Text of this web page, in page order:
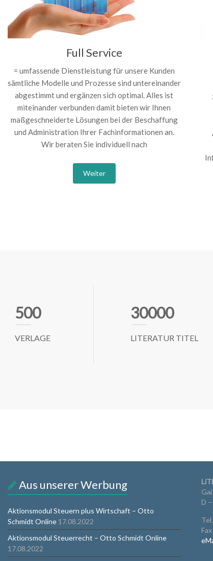
Full Service
= umfassende Dienstleistung für unsere Kunden
sämtliche Modelle und Prozesse sind untereinander
abgestimmt und ergänzen sich optimal. Alles ist
miteinander verbunden damit bieten wir Ihnen
maßgeschneiderte Lösungen bei der Beschaffung
und Administration Ihrer Fachinformationen an.
Wir beraten Sie individuell nach
Weiter
500
VERLAGE
30000
LITERATUR TITEL
Aus unserer Werbung
Aktionsmodul Steuern plus Wirtschaft – Otto
Schmidt Online 17.08.2022
Aktionsmodul Steuerrecht – Otto Schmidt Online
17.08.2022
D